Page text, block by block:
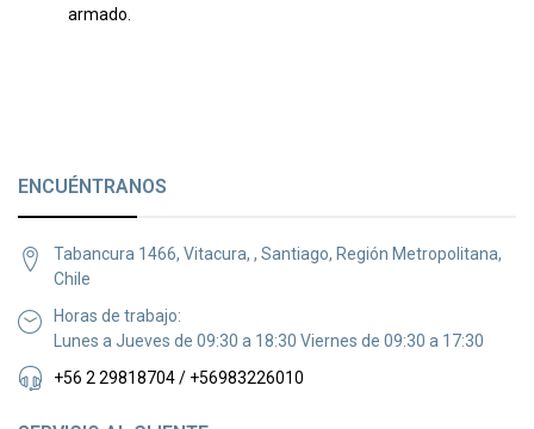
ENCUÉNTRANOS
Tabancura 1466, Vitacura, , Santiago, Región Metropolitana,
Chile
Horas de trabajo:
Lunes a Jueves de 09:30 a 18:30 Viernes de 09:30 a 17:30
+56 2 29818704 / +56983226010